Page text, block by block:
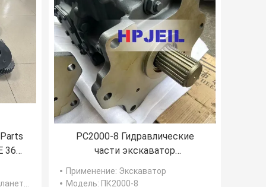
360
PC2000-8 Гидравлические
части экскаватор
00120 708-2K-00122
Применение: Экскаватор
Модель: ПК2000-8